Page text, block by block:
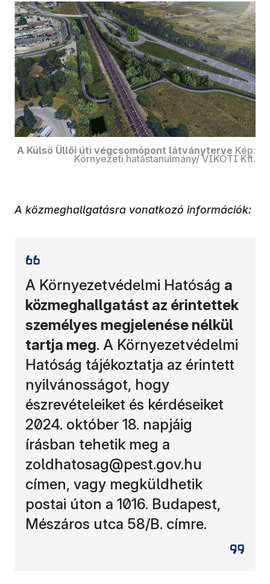
A Külső Üllői úti végcsomópont látványterve Kép:
Környezeti hatástanulmány/ VIKÖTI Kft.
A közmeghallgatásra vonatkozó információk:
A Környezetvédelmi Hatóság a
közmeghallgatást az érintettek
személyes megjelenése nélkül
tartja meg. A Környezetvédelmi
Hatóság tájékoztatja az érintett
nyilvánosságot, hogy
észrevételeiket és kérdéseiket
2024. október 18. napjáig
írásban tehetik meg a
zoldhatosag@pest.gov.hu
címen, vagy megküldhetik
postai úton a 1016. Budapest,
Mészáros utca 58/B. címre.